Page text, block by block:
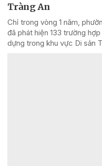
Tràng An
Chỉ trong vòng 1 năm,
đã phát hiện 133 trường
dựng trong khu vực Di sản